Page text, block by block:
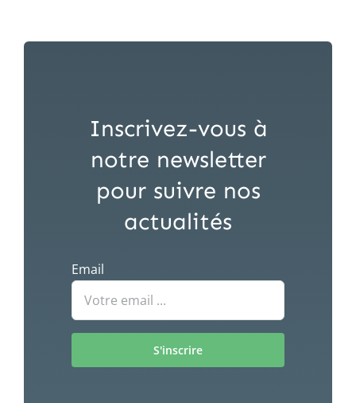
Inscrivez-vous à
notre newsletter
pour suivre nos
actualités
Email